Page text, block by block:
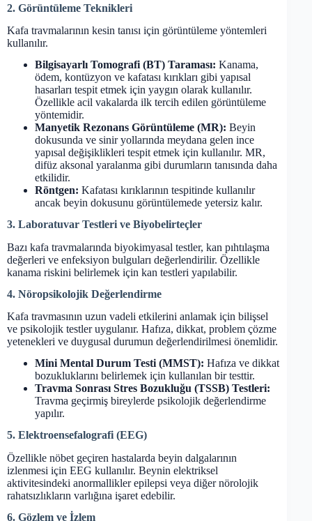
2. Görüntüleme Teknikleri
Kafa travmalarının kesin tanısı için görüntüleme yöntemleri
kullanılır.
Bilgisayarlı Tomografi (BT) Taraması: Kanama,
ödem, kontüzyon ve kafatası kırıkları gibi yapısal
hasarları tespit etmek için yaygın olarak kullanılır.
Özellikle acil vakalarda ilk tercih edilen görüntüleme
yöntemidir.
Manyetik Rezonans Görüntüleme (MR): Beyin
dokusunda ve sinir yollarında meydana gelen ince
yapısal değişiklikleri tespit etmek için kullanılır. MR,
difüz aksonal yaralanma gibi durumların tanısında daha
etkilidir.
Röntgen: Kafatası kırıklarının tespitinde kullanılır
ancak beyin dokusunu görüntülemede yetersiz kalır.
3. Laboratuvar Testleri ve Biyobelirteçler
Bazı kafa travmalarında biyokimyasal testler, kan pıhtılaşma
değerleri ve enfeksiyon bulguları değerlendirilir. Özellikle
kanama riskini belirlemek için kan testleri yapılabilir.
4. Nöropsikolojik Değerlendirme
Kafa travmasının uzun vadeli etkilerini anlamak için bilişsel
ve psikolojik testler uygulanır. Hafıza, dikkat, problem çözme
yetenekleri ve duygusal durumun değerlendirilmesi önemlidir.
Mini Mental Durum Testi (MMST): Hafıza ve dikkat
bozukluklarını belirlemek için kullanılan bir testtir.
Travma Sonrası Stres Bozukluğu (TSSB) Testleri:
Travma geçirmiş bireylerde psikolojik değerlendirme
yapılır.
5. Elektroensefalografi (EEG)
Özellikle nöbet geçiren hastalarda beyin dalgalarının
izlenmesi için EEG kullanılır. Beynin elektriksel
aktivitesindeki anormallikler epilepsi veya diğer nörolojik
rahatsızlıkların varlığına işaret edebilir.
6. Gözlem ve İzlem